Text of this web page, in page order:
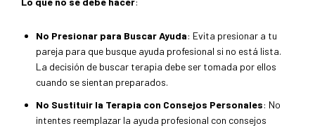
No Presionar para Buscar Ayuda: Evita presionar a tu
pareja para que busque ayuda profesional si no está lista.
La decisión de buscar terapia debe ser tomada por ellos
cuando se sientan preparados.
No Sustituir la Terapia con Consejos Personales: No
intentes reemplazar la ayuda profesional con consejos